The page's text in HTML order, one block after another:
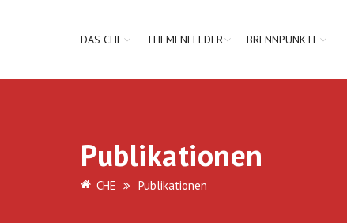
DAS CHE THEMENFELDER BRENNPUNKTE
Publikationen
CHE Publikationen